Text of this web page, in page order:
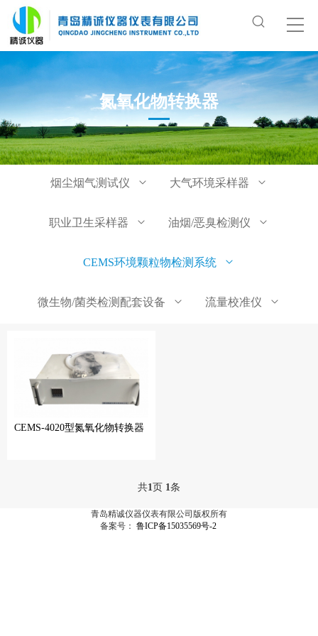
氮氧化物转换器
烟尘烟气测试仪 大气环境采样器
职业卫生采样器 油烟/恶臭检测仪
CEMS环境颗粒物检测系统
微生物/菌类检测配套设备 流量校准仪
CEMS-4020型氮氧化物转换器
共1页 1条
青岛精诚仪器仪表有限公司版权所有
备案号： 鲁ICP备15035569号-2